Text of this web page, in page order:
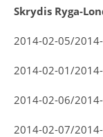
Skrydis Ryga-
2014-02-05/
2014-02-01/
2014-02-06/
2014-02-07/